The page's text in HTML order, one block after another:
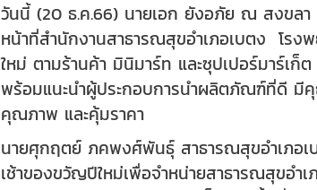
วันนี้ (20 ธ.ค.66) นายเอก ยังอภัย ณ สงขล
หน้าที่สำนักงานสาธารณสุขอำเภอเบตง โรง
ใหม่ ตามร้านค้า มินิมาร์ท และซุปเปอร์มาร์เ
พร้อมแนะนำผู้ประกอบการนำผลิตภัณฑ์ที่ดี มีคุ
คุณภาพ และคุ้มราคา
นายศุกฤตย์ ภคพงศ์พันธุ์ สาธารณสุขอำเภอเ
เช้าของขวัญปีใหม่เพื่อจำหน่ายสาธารณสุขอำ